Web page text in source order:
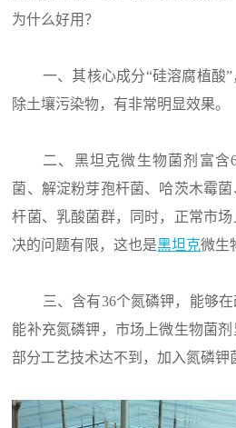
为什么好用？
一、其核心成分“硅溶腐植酸
除土壤污染物，有非常明显效果。
二、黑坦克微生物菌剂富
菌、解淀粉芽孢杆菌、哈茨木霉
杆菌、乳酸菌群，同时，正常市
决的问题有限，这也是黑坦克微生
三、含有36个氮磷钾，能够
能补充氮磷钾，市场上微生物菌
部分工艺技术达不到，加入氮磷钾